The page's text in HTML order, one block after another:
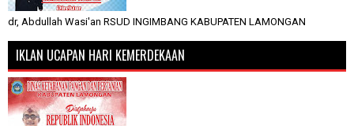
dr, Abdullah Wasi'an RSUD INGIMBANG KABUPATEN LAMONGAN
IKLAN UCAPAN HARI KEMERDEKAAN